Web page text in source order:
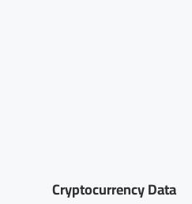
Cryptocurrency Data